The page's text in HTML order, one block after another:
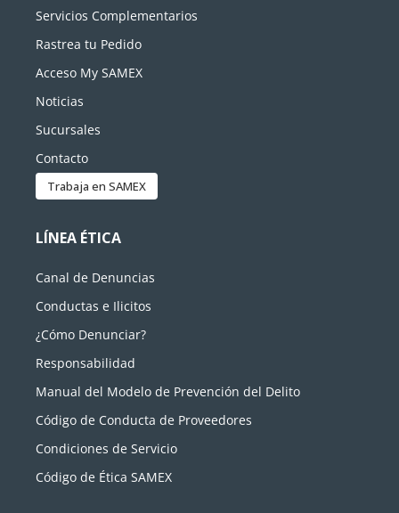
Servicios Complementarios
Rastrea tu Pedido
Acceso My SAMEX
Noticias
Sucursales
Contacto
Trabaja en SAMEX
LÍNEA ÉTICA
Canal de Denuncias
Conductas e Ilicitos
¿Cómo Denunciar?
Responsabilidad
Manual del Modelo de Prevención del Delito
Código de Conducta de Proveedores
Condiciones de Servicio
Código de Ética SAMEX